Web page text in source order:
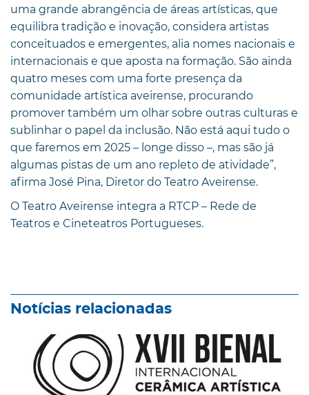
uma grande abrangência de áreas artísticas, que
equilibra tradição e inovação, considera artistas
conceituados e emergentes, alia nomes nacionais e
internacionais e que aposta na formação. São ainda
quatro meses com uma forte presença da
comunidade artística aveirense, procurando
promover também um olhar sobre outras culturas e
sublinhar o papel da inclusão. Não está aqui tudo o
que faremos em 2025 – longe disso –, mas são já
algumas pistas de um ano repleto de atividade”,
afirma José Pina, Diretor do Teatro Aveirense.
O Teatro Aveirense integra a RTCP – Rede de
Teatros e Cineteatros Portugueses.
Notícias relacionadas